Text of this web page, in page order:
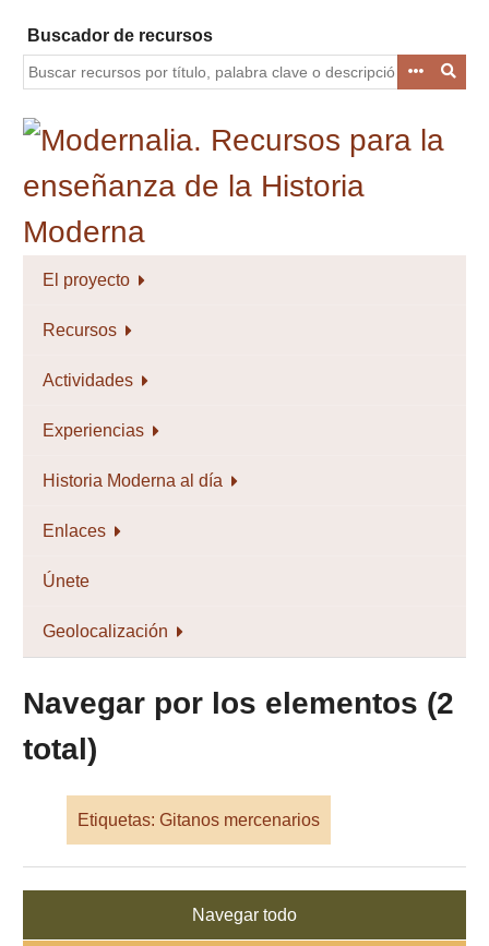
contenido
principal
Buscador de recursos
El proyecto
Recursos
Actividades
Experiencias
Historia Moderna al día
Enlaces
Únete
Geolocalización
Navegar por los elementos (2
total)
Etiquetas: Gitanos mercenarios
Navegar todo